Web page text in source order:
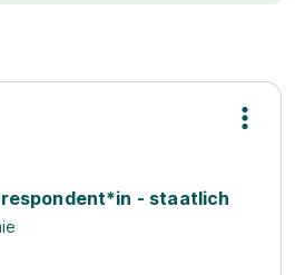
- staatlich